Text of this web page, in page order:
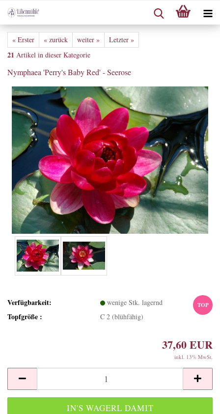
« Erster « zurück weiter » Letzter »
21 Artikel in dieser Kategorie
Nymphaea 'Perry's Baby Red' - Seerose
TOP
Verfügbarkeit: wenige Stk. lagernd
Topfgröße : C 2 (blühfähig)
37,60 EUR
inkl. 13% MwSt.